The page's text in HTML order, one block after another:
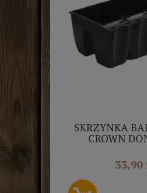
SKRZYNKA
CROWN
33,90